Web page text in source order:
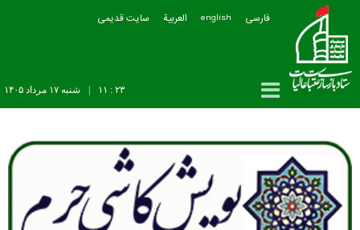
فارسی english العربیة سایت قدیمی
شنبه ۱۷ مرداد ۱۴۰۵ ۲۳ : ۱۱